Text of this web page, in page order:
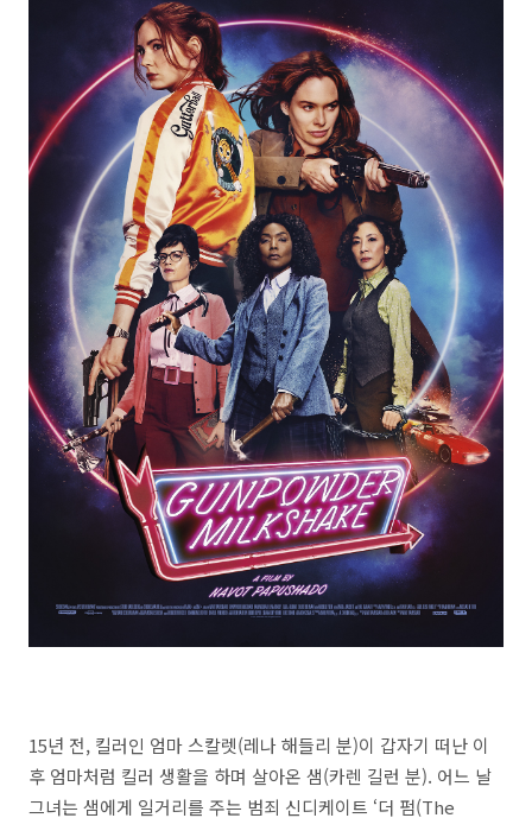
15년 전, 킬러인 엄마 스칼렛(레나 해들리 분)이 갑자기 떠난 이
후 엄마처럼 킬러 생활을 하며 살아온 샘(카렌 길런 분). 어느 날
그녀는 샘에게 일거리를 주는 범죄 신디케이트 ‘더 펌(The